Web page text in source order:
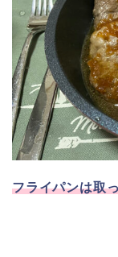
フライパンは取